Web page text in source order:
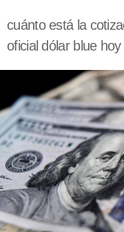
cuánto está la
oficial dólar blue hoy